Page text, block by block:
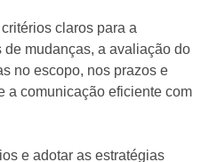
claros para a
mudanças, a avaliação do
no escopo, nos prazos e
a comunicação eficiente com
e adotar as estratégias